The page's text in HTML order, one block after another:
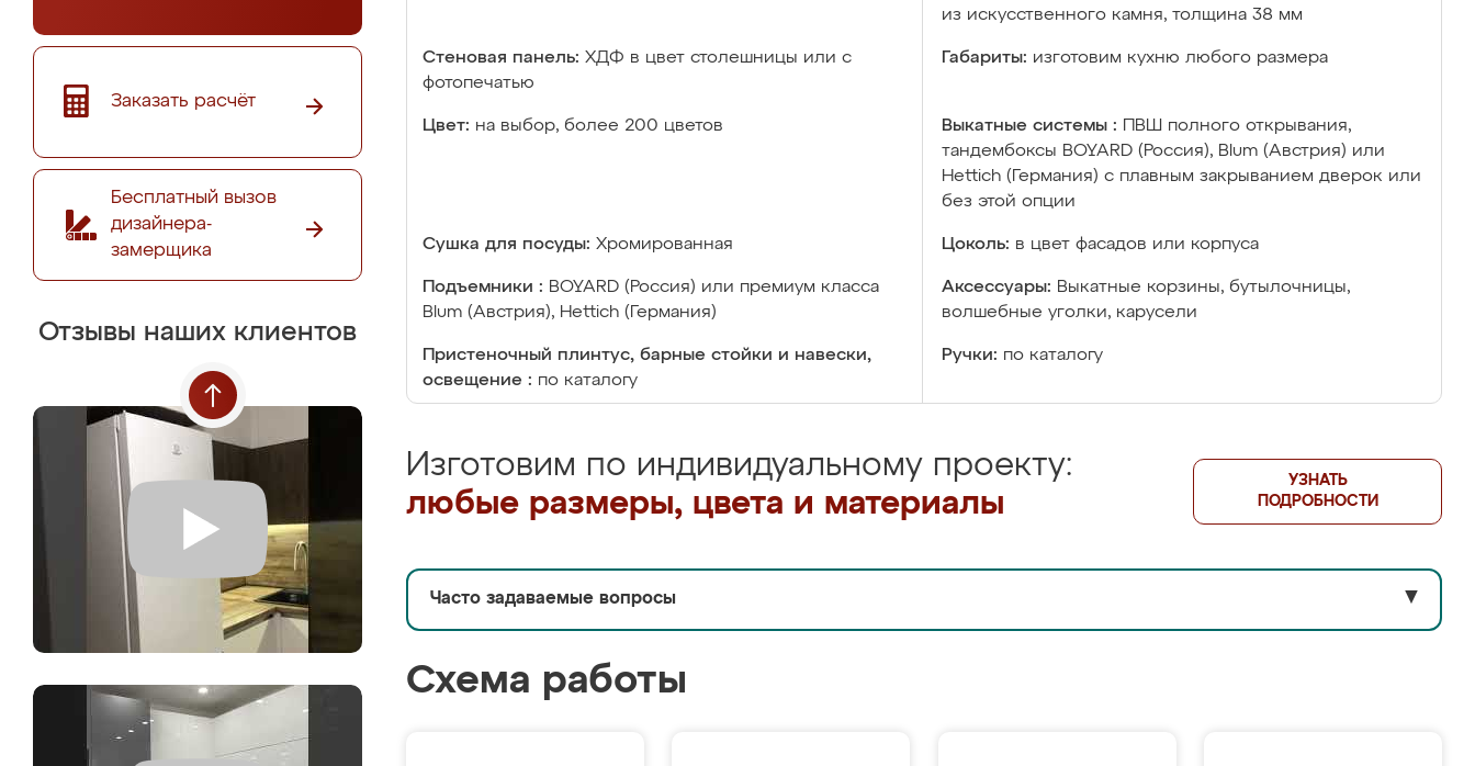
Заказать расчёт
Бесплатный вызов
дизайнера-
замерщика
Отзывы наших клиентов
из искусственного камня, толщина 38 мм
Стеновая панель: ХДФ в цвет столешницы или с
фотопечатью
Габариты: изготовим кухню любого размера
Цвет: на выбор, более 200 цветов Выкатные системы :
ПВШ полного открывания,
тандембоксы BOYARD (Россия), Blum (Австрия) или
Hettich (Германия) с плавным закрыванием дверок или
без этой опции
Сушка для посуды: Хромированная Цоколь: в цвет фасадов или корпуса
Подъемники : BOYARD (Россия) или премиум класса
Blum (Австрия), Hettich (Германия)
Аксессуары: Выкатные корзины, бутылочницы,
волшебные уголки, карусели
Пристеночный плинтус, барные стойки и навески,
освещение : по каталогу
Ручки: по каталогу
Изготовим по индивидуальному проекту:
любые размеры, цвета и материалы
УЗНАТЬ
ПОДРОБНОСТИ
Часто задаваемые вопросы ▼
Схема работы